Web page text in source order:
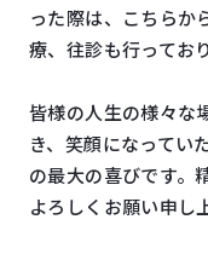
った際は、こちらか
療、往診も行ってお
皆様の人生の様々な
き、笑顔になってい
の最大の喜びです。
よろしくお願い申し